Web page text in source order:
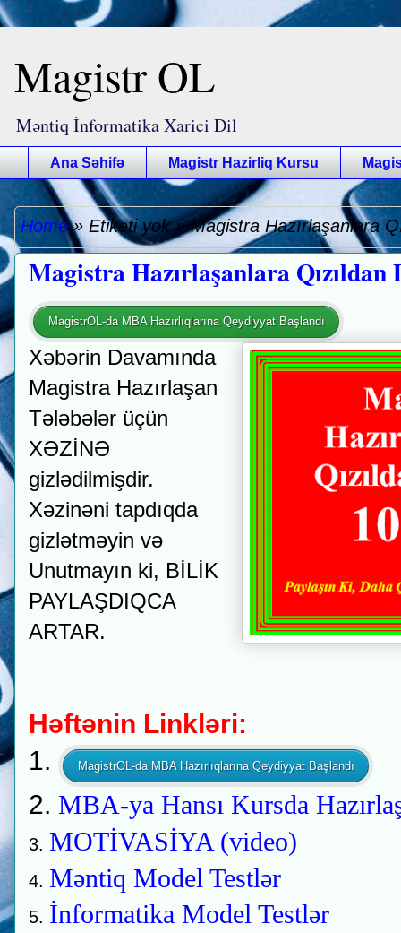
Magistr OL
Məntiq İnformatika Xarici Dil
Ana Səhifə Magistr Hazirliq Kursu
Home» Etiketi yok»Magistra Hazırlaşanlara
Magistra Hazırlaşanlara
MagistrOL-da MBA Hazırlıqlarına Qeydiyyat Başlandı
Xəbərin Davamında
Magistra Hazırlaşan
Tələbələr üçün
XƏZİNƏ
gizlədilmişdir.
Xəzinəni tapdıqda
gizlətməyin və
Unutmayın ki, BİLİK
PAYLAŞDIQCA
ARTAR.
Həftənin Linkləri:
1.
MagistrOL-da MBA Hazırlıqlarına Qeydiyyat Başlandı
2. MBA-ya Hansı Kursda
3. MOTİVASİYA (video)
4. Məntiq Model Testlər
5. İnformatika Model Testlər